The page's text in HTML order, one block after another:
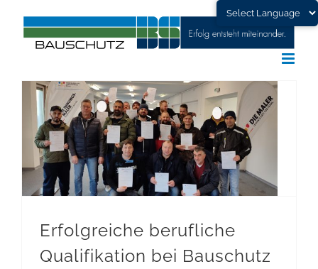
Erfolgreiche berufliche
Qualifikation bei Bauschutz